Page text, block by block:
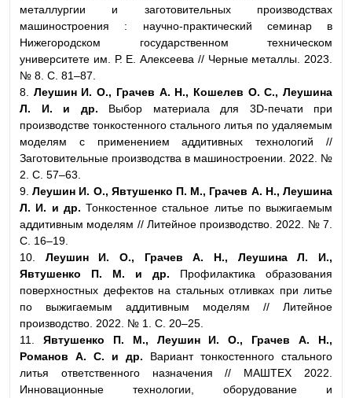
металлургии и заготовительных производствах
машиностроения : научно-практический семинар в
Нижегородском государственном техническом
университете им. Р. Е. Алексеева // Черные металлы. 2023.
№ 8. С. 81–87.
8. Леушин И. О., Грачев А. Н., Кошелев О. С., Леушина
Л. И. и др. Выбор материала для 3D-печати при
производстве тонкостенного стального литья по удаляемым
моделям с применением аддитивных технологий //
Заготовительные производства в машиностроении. 2022. №
2. С. 57–63.
9.Леушин И. О., Явтушенко П. М., Грачев А. Н., Леушина
Л. И. и др. Тонкостенное стальное литье по выжигаемым
аддитивным моделям // Литейное производство. 2022. № 7.
С. 16–19.
10. Леушин И. О., Грачев А. Н., Леушина Л. И.,
Явтушенко П. М. и др. Профилактика образования
поверхностных дефектов на стальных отливках при литье
по выжигаемым аддитивным моделям // Литейное
производство. 2022. № 1. С. 20–25.
11. Явтушенко П. М., Леушин И. О., Грачев А. Н.,
Романов А. С. и др. Вариант тонкостенного стального
литья ответственного назначения // МАШТЕХ 2022.
Инновационные технологии, оборудование и